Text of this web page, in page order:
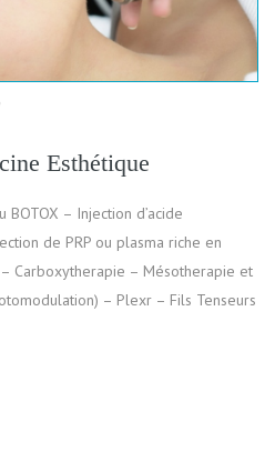
Esthétique
– Injection d’acide
de PRP ou plasma riche en
Carboxytherapie – Mésotherapie et
– Plexr – Fils Tenseurs